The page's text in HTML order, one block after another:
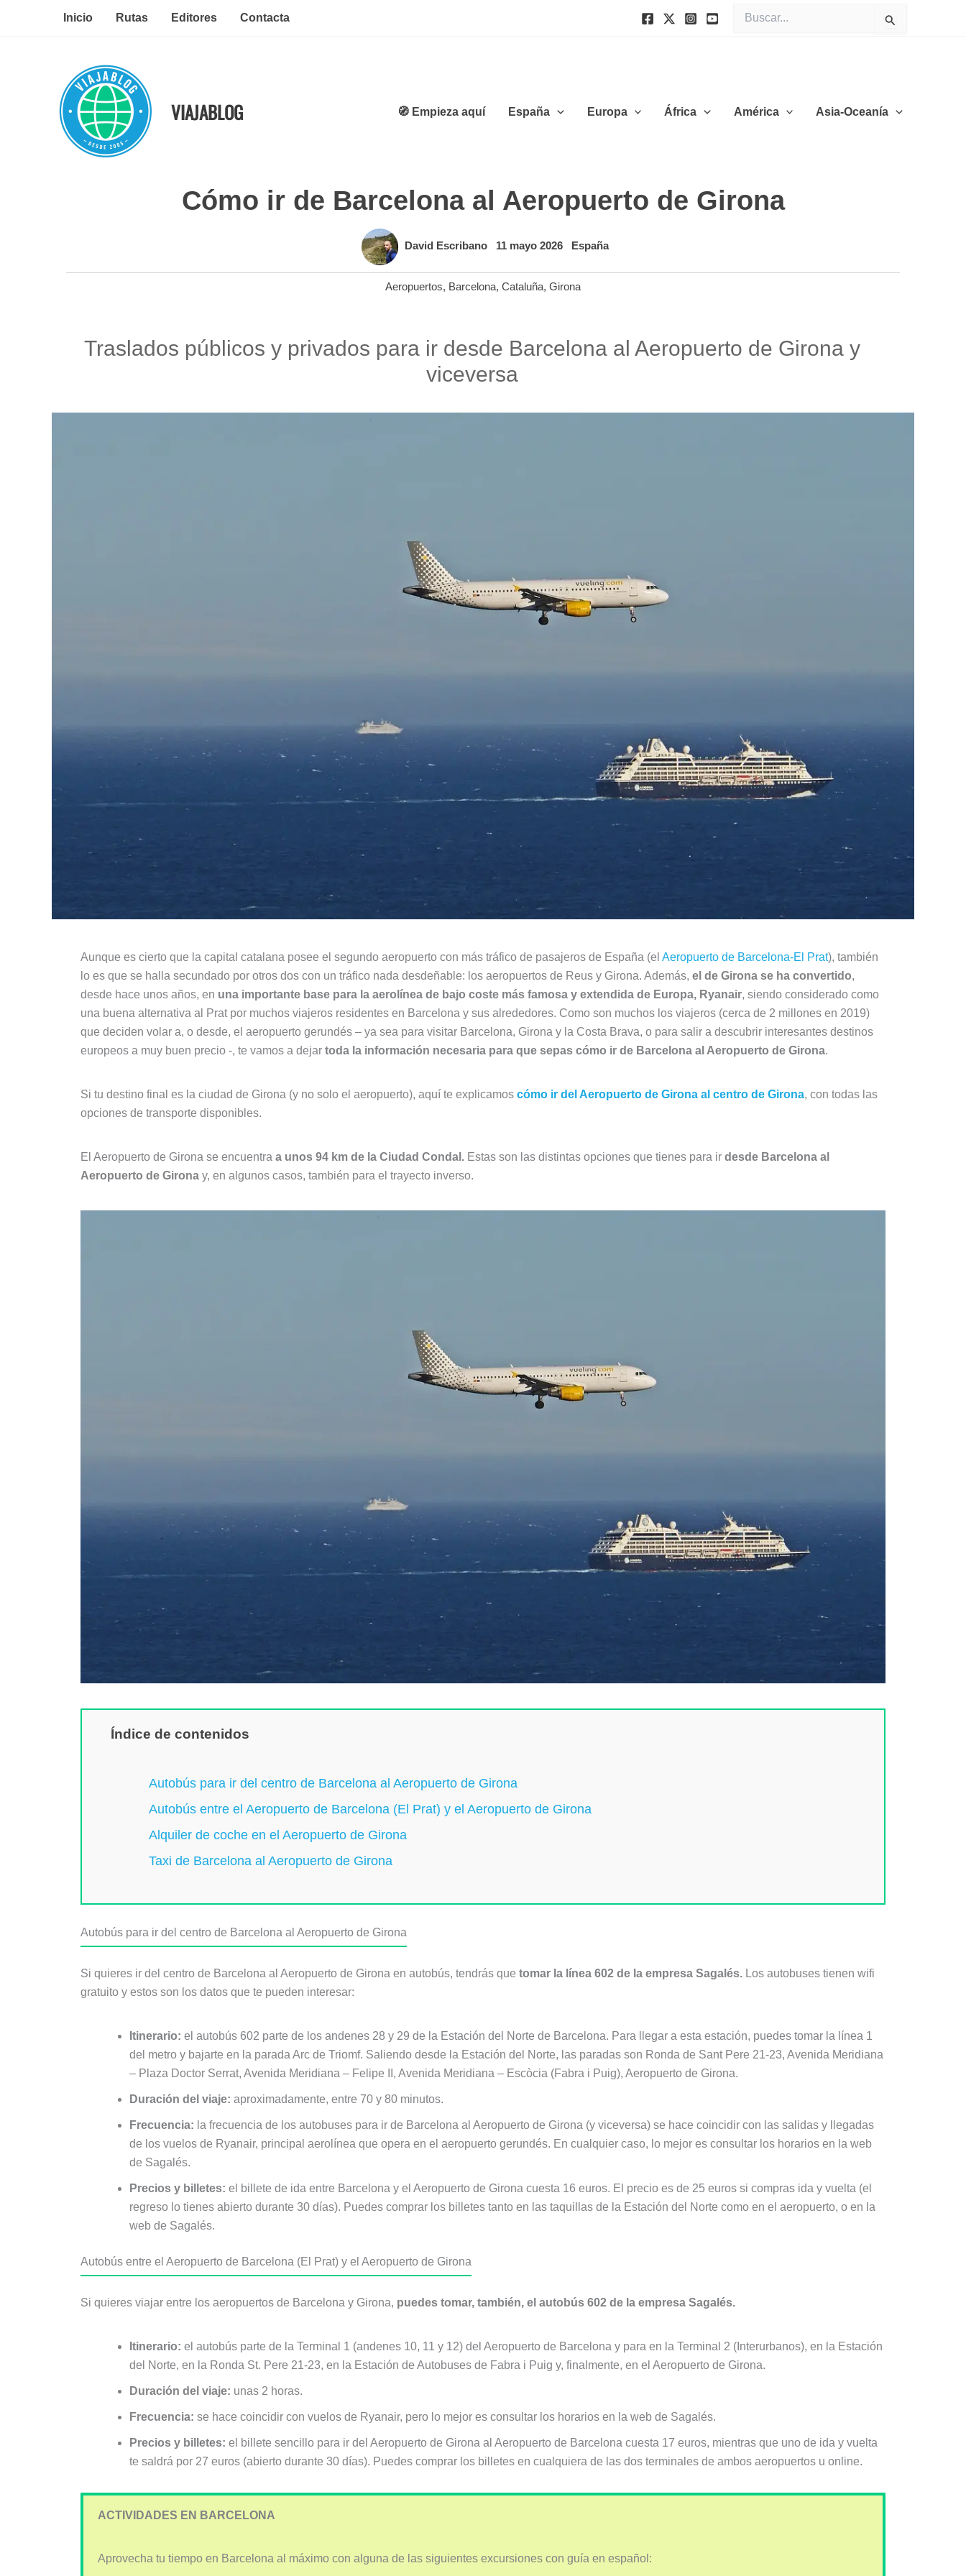
Inicio Rutas Editores Contacta
por:
VIAJABLOG 🧭 Empieza aquí España Europa África América Asia-Oceanía
Cómo ir de Barcelona al Aeropuerto de Girona
David Escribano 11 mayo 2026 España
Aeropuertos, Barcelona, Cataluña, Girona
Traslados públicos y privados para ir desde Barcelona al Aeropuerto de Girona y
viceversa
Aunque es cierto que la capital catalana posee el segundo aeropuerto con más tráfico de pasajeros de España (el Aeropuerto de Barcelona-El Prat), también
lo es que se halla secundado por otros dos con un tráfico nada desdeñable: los aeropuertos de Reus y Girona. Además, el de Girona se ha convertido,
desde hace unos años, en una importante base para la aerolínea de bajo coste más famosa y extendida de Europa, Ryanair, siendo considerado como
una buena alternativa al Prat por muchos viajeros residentes en Barcelona y sus alrededores. Como son muchos los viajeros (cerca de 2 millones en 2019)
que deciden volar a, o desde, el aeropuerto gerundés – ya sea para visitar Barcelona, Girona y la Costa Brava, o para salir a descubrir interesantes destinos
europeos a muy buen precio -, te vamos a dejar toda la información necesaria para que sepas cómo ir de Barcelona al Aeropuerto de Girona.
Si tu destino final es la ciudad de Girona (y no solo el aeropuerto), aquí te explicamos cómo ir del Aeropuerto de Girona al centro de Girona, con todas las
opciones de transporte disponibles.
El Aeropuerto de Girona se encuentra a unos 94 km de la Ciudad Condal. Estas son las distintas opciones que tienes para ir desde Barcelona al
Aeropuerto de Girona y, en algunos casos, también para el trayecto inverso.
Índice de contenidos
Autobús para ir del centro de Barcelona al Aeropuerto de Girona
Autobús entre el Aeropuerto de Barcelona (El Prat) y el Aeropuerto de Girona
Alquiler de coche en el Aeropuerto de Girona
Taxi de Barcelona al Aeropuerto de Girona
Autobús para ir del centro de Barcelona al Aeropuerto de Girona
Si quieres ir del centro de Barcelona al Aeropuerto de Girona en autobús, tendrás que tomar la línea 602 de la empresa Sagalés. Los autobuses tienen wifi
gratuito y estos son los datos que te pueden interesar:
Itinerario: el autobús 602 parte de los andenes 28 y 29 de la Estación del Norte de Barcelona. Para llegar a esta estación, puedes tomar la línea 1
del metro y bajarte en la parada Arc de Triomf. Saliendo desde la Estación del Norte, las paradas son Ronda de Sant Pere 21-23, Avenida Meridiana
– Plaza Doctor Serrat, Avenida Meridiana – Felipe II, Avenida Meridiana – Escòcia (Fabra i Puig), Aeropuerto de Girona.
Duración del viaje: aproximadamente, entre 70 y 80 minutos.
Frecuencia: la frecuencia de los autobuses para ir de Barcelona al Aeropuerto de Girona (y viceversa) se hace coincidir con las salidas y llegadas
de los vuelos de Ryanair, principal aerolínea que opera en el aeropuerto gerundés. En cualquier caso, lo mejor es consultar los horarios en la web
de Sagalés.
Precios y billetes: el billete de ida entre Barcelona y el Aeropuerto de Girona cuesta 16 euros. El precio es de 25 euros si compras ida y vuelta (el
regreso lo tienes abierto durante 30 días). Puedes comprar los billetes tanto en las taquillas de la Estación del Norte como en el aeropuerto, o en la
web de Sagalés.
Autobús entre el Aeropuerto de Barcelona (El Prat) y el Aeropuerto de Girona
Si quieres viajar entre los aeropuertos de Barcelona y Girona, puedes tomar, también, el autobús 602 de la empresa Sagalés.
Itinerario: el autobús parte de la Terminal 1 (andenes 10, 11 y 12) del Aeropuerto de Barcelona y para en la Terminal 2 (Interurbanos), en la Estación
del Norte, en la Ronda St. Pere 21-23, en la Estación de Autobuses de Fabra i Puig y, finalmente, en el Aeropuerto de Girona.
Duración del viaje: unas 2 horas.
Frecuencia: se hace coincidir con vuelos de Ryanair, pero lo mejor es consultar los horarios en la web de Sagalés.
Precios y billetes: el billete sencillo para ir del Aeropuerto de Girona al Aeropuerto de Barcelona cuesta 17 euros, mientras que uno de ida y vuelta
te saldrá por 27 euros (abierto durante 30 días). Puedes comprar los billetes en cualquiera de las dos terminales de ambos aeropuertos u online.
ACTIVIDADES EN BARCELONA
Aprovecha tu tiempo en Barcelona al máximo con alguna de las siguientes excursiones con guía en español: